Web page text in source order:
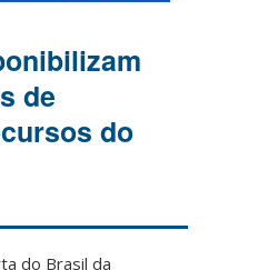
de
do
do Brasil da